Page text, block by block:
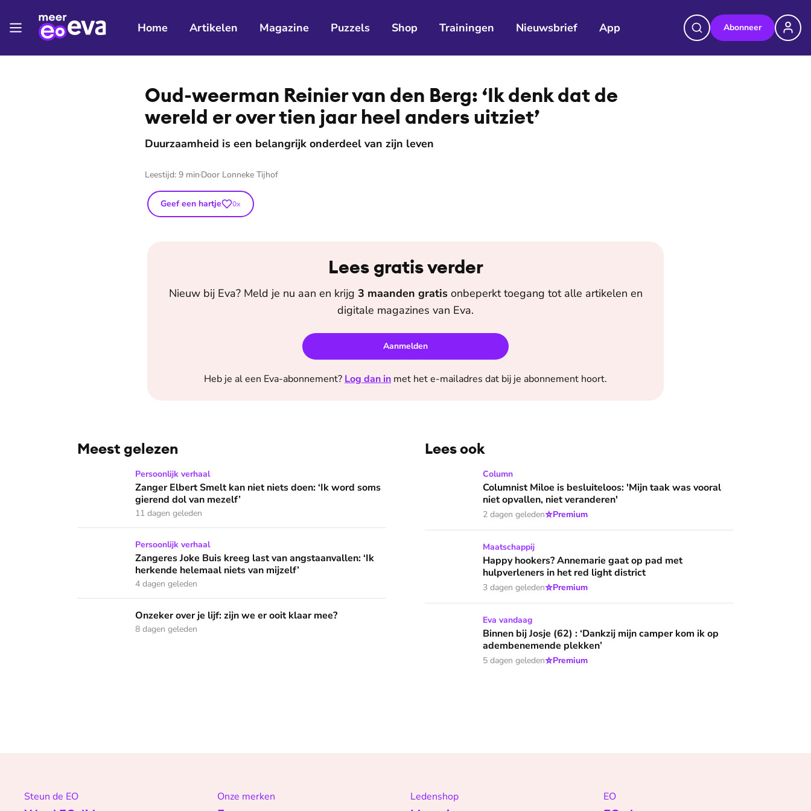
Home Artikelen Magazine Puzzels Shop Trainingen Nieuwsbrief App Abonneer
©Nienke van Denderen
Oud-weerman Reinier van den Berg: ‘Ik denk dat de
wereld er over tien jaar heel anders uitziet’
Duurzaamheid is een belangrijk onderdeel van zijn leven
Leestijd: 9 min Door Lonneke Tijhof
Geef een hartje 0x
Lees gratis verder
Nieuw bij Eva? Meld je nu aan en krijg 3 maanden gratis onbeperkt toegang tot alle artikelen en
digitale magazines van Eva.
Aanmelden
Heb je al een Eva-abonnement? Log dan in met het e-mailadres dat bij je abonnement hoort.
Meest gelezen
Zanger Elbert Smelt kan niet niets doen: ‘Ik word soms gierend dol van mezelf’
Persoonlijk verhaal
Zanger Elbert Smelt kan niet niets doen: ‘Ik word soms
gierend dol van mezelf’
11 dagen geleden
Zangeres Joke Buis kreeg last van angstaanvallen: ‘Ik herkende helemaal niets van mijzelf’
Persoonlijk verhaal
Zangeres Joke Buis kreeg last van angstaanvallen: ‘Ik
herkende helemaal niets van mijzelf’
4 dagen geleden
Onzeker over je lijf: zijn we er ooit klaar mee?
Onzeker over je lijf: zijn we er ooit klaar mee?
8 dagen geleden
Lees ook
Columnist Miloe is besluiteloos: 'Mijn taak was vooral niet opvallen, niet veranderen'
Column
Columnist Miloe is besluiteloos: 'Mijn taak was vooral
niet opvallen, niet veranderen'
2 dagen geleden⭐Premium
Happy hookers? Annemarie gaat op pad met hulpverleners in het red light district
Maatschappij
Happy hookers? Annemarie gaat op pad met
hulpverleners in het red light district
3 dagen geleden⭐Premium
Binnen bij Josje (62) : ‘Dankzij mijn camper kom ik op adembenemende plekken’
Eva vandaag
Binnen bij Josje (62) : ‘Dankzij mijn camper kom ik op
adembenemende plekken’
5 dagen geleden⭐Premium
Steun de EO Onze merken Ledenshop EO